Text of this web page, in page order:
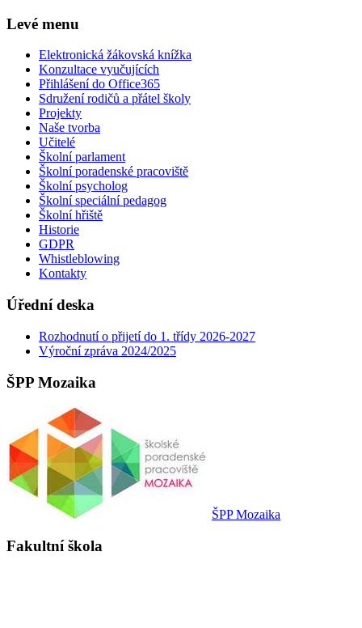
Levé menu
Elektronická žákovská knížka
Konzultace vyučujících
Přihlášení do Office365
Sdružení rodičů a přátel školy
Projekty
Naše tvorba
Učitelé
Školní parlament
Školní poradenské pracoviště
Školní psycholog
Školní speciální pedagog
Školní hřiště
Historie
GDPR
Whistleblowing
Kontakty
Úřední deska
Rozhodnutí o přijetí do 1. třídy 2026-2027
Výroční zpráva 2024/2025
ŠPP Mozaika
ŠPP Mozaika
Fakultní škola